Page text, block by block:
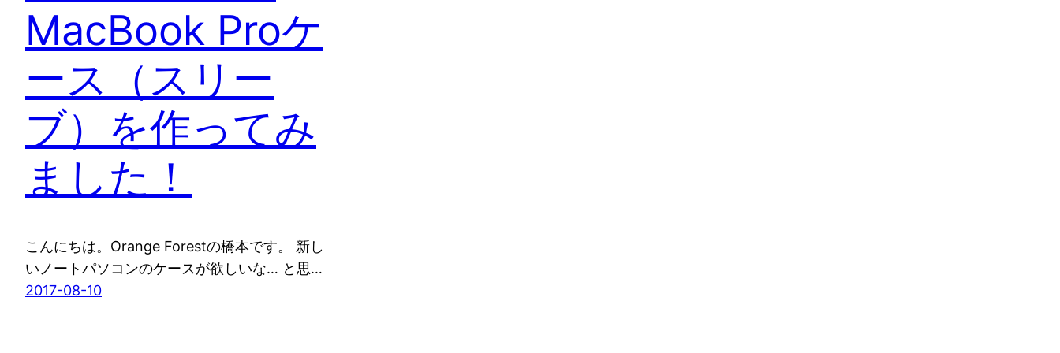
MacBook Proケ
ース（スリー
ブ）を作ってみ
ました！
こんにちは。Orange Forestの橋本です。 新し
いノートパソコンのケースが欲しいな… と思…
2017-08-10